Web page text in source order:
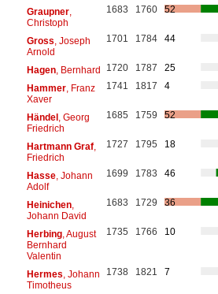
Graupner,
Christoph
1683 1760 52
Gross , Joseph
Arnold
1701 1784 44
Hagen, Bernhard 1720 1787
25
Hammer, Franz
Xaver
1741 1817 4
Händel, Georg
Friedrich
1685 1759 52
Hartmann Graf,
Friedrich
1727 1795 18
Hasse, Johann
Adolf
1699 1783 46
Heinichen,
Johann David
1683 1729 36
Herbing, August
Bernhard
Valentin
1735 1766 10
Hermes , Johann
Timotheus
1738 1821 7